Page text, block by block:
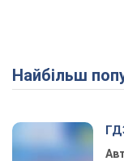
Найбільш